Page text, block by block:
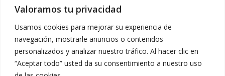
Valoramos tu privacidad
Usamos cookies para mejorar su experiencia de
navegación, mostrarle anuncios o contenidos
personalizados y analizar nuestro tráfico. Al hacer clic en
“Aceptar todo” usted da su consentimiento a nuestro uso
CONTACTO:
administracion@usomurcia.org
968 25 01 20
C/ Huerto de las bombas nº6. 30009 Murcia